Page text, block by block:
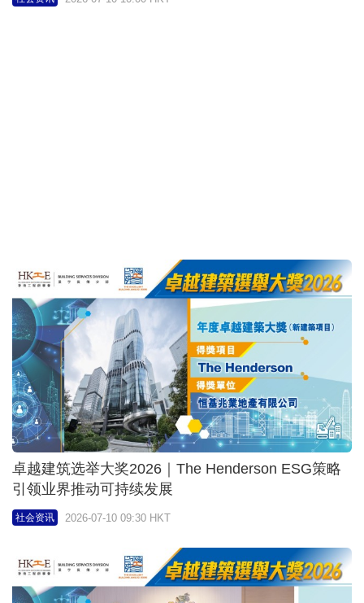
社会资讯 2026-07-10 09:30 HKT
卓越建筑选举大奖2026｜深化ESG及以人为本理念
社会资讯 2026-07-10 09:00 HKT